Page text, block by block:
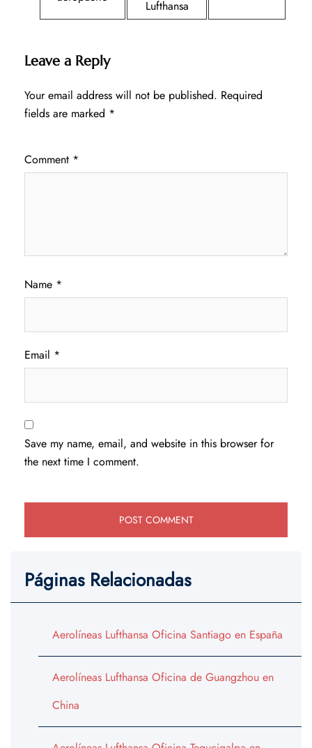
Lufthansa
Leave a Reply
Your email address will not be published. Required
fields are marked *
Comment *
Name *
Email *
Save my name, email, and website in this browser for
the next time I comment.
Páginas Relacionadas
Aerolíneas Lufthansa Oficina Santiago en España
Aerolíneas Lufthansa Oficina de Guangzhou en
China